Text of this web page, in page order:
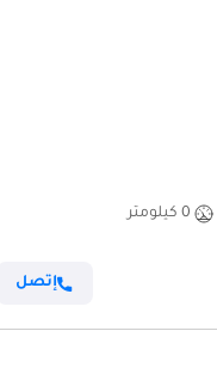
0 كيلومتر
إتصل